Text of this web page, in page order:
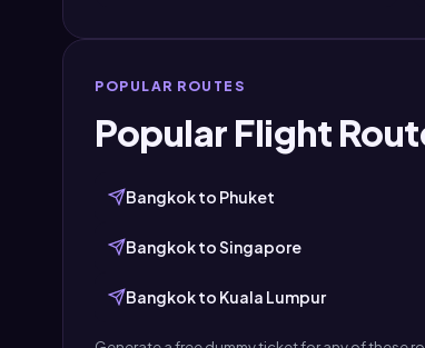
POPULAR ROUTES
Popular Flight
Bangkok to Phuket
Bangkok to Singapore
Bangkok to Kuala Lumpur